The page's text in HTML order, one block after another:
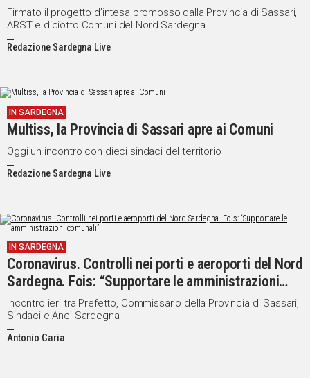
Social
Firmato il progetto d’intesa promosso dalla Provincia di Sassari,
ARST e diciotto Comuni del Nord Sardegna
Redazione Sardegna Live
IN SARDEGNA
Multiss, la Provincia di Sassari apre ai Comuni
Oggi un incontro con dieci sindaci del territorio
Redazione Sardegna Live
IN SARDEGNA
Coronavirus. Controlli nei porti e aeroporti del Nord
Sardegna. Fois: “Supportare le amministrazioni
comunali”
Incontro ieri tra Prefetto, Commissario della Provincia di Sassari,
Sindaci e Anci Sardegna
Antonio Caria